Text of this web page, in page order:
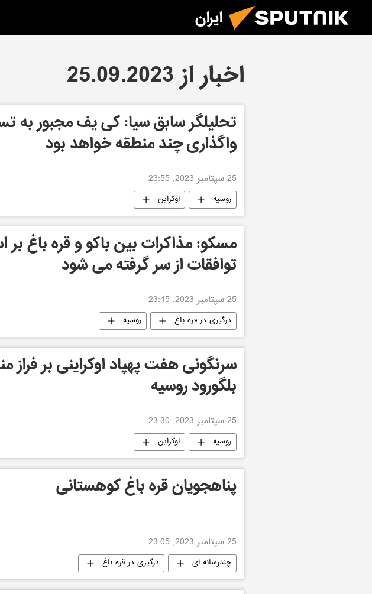
ایران
اخبار از 25.09.2023
تحلیلگر سابق سیا: کی یف مجبور به
واگذاری چند منطقه خواهد بود
25 سپتامبر 2023, 23:55
روسیه اوکراین
مسکو: مذاکرات بین باکو و قره باغ
توافقات از سر گرفته می شود
25 سپتامبر 2023, 23:45
درگیری در قره باغ روسیه
سرنگونی هفت پهپاد اوکراینی بر فراز
بلگورود روسیه
25 سپتامبر 2023, 23:30
روسیه اوکراین
پناهجویان قره باغ کوهستانی
25 سپتامبر 2023, 23:05
چندرسانه ای درگیری در قره باغ